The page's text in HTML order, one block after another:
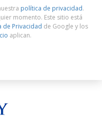
política de privacidad.
momento. Este sitio está
de Privacidad de Google y los
aplican.